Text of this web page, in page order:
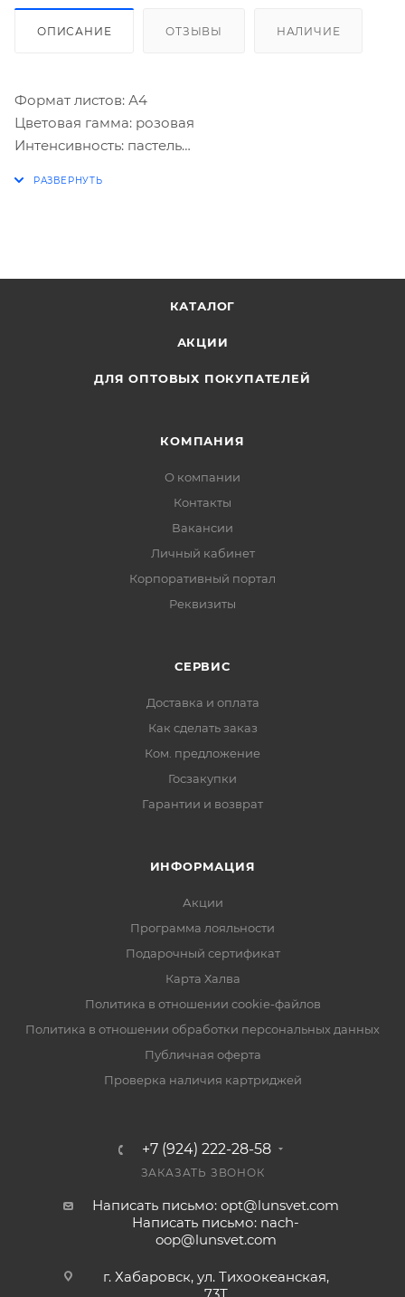
ОПИСАНИЕ ОТЗЫВЫ НАЛИЧИЕ
Формат листов: А4
Цветовая гамма: розовая
Интенсивность: пастель
КАТАЛОГ
АКЦИИ
ДЛЯ ОПТОВЫХ ПОКУПАТЕЛЕЙ
КОМПАНИЯ
О компании
Контакты
Вакансии
Личный кабинет
Корпоративный портал
Реквизиты
СЕРВИС
Доставка и оплата
Как сделать заказ
Ком. предложение
Госзакупки
Гарантии и возврат
ИНФОРМАЦИЯ
Акции
Программа лояльности
Подарочный сертификат
Карта Халва
Политика в отношении cookie-файлов
Политика в отношении обработки персональных данных
Публичная оферта
Проверка наличия картриджей
+7 (924) 222-28-58
ЗАКАЗАТЬ ЗВОНОК
Написать письмо: opt@lunsvet.com
Написать письмо: nach-
oop@lunsvet.com
г. Хабаровск, ул. Тихоокеанская,